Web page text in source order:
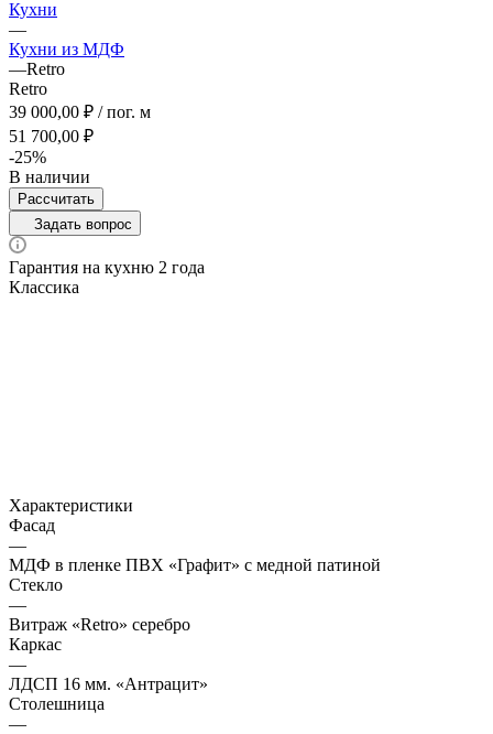
Кухни
—
Кухни из МДФ
—Retro
Retro
39 000,00 ₽ / пог. м
51 700,00 ₽
-25%
В наличии
Рассчитать
Задать вопрос
Гарантия на кухню 2 года
Классика
Характеристики
Фасад
—
МДФ в пленке ПВХ «Графит» с медной патиной
Стекло
—
Витраж «Retro» серебро
Каркас
—
ЛДСП 16 мм. «Антрацит»
Столешница
—